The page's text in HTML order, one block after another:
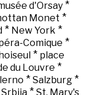
d'Orsay *
Monet *
* New York *
Comique *
* place
du Louvre *
* Salzburg *
Srbija * St. Mary's